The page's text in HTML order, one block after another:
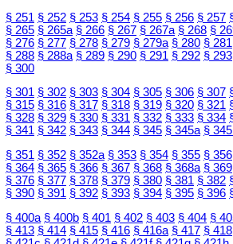
§ 251 § 252 § 253 § 254 § 255 § 256 § 257
§ 265 § 265a § 266 § 267 § 267a § 268 §
§ 276 § 277 § 278 § 279 § 279a § 280 § 281
§ 288 § 288a § 289 § 290 § 291 § 292 § 293
§ 300
§ 301 § 302 § 303 § 304 § 305 § 306 § 307
§ 315 § 316 § 317 § 318 § 319 § 320 § 321
§ 328 § 329 § 330 § 331 § 332 § 333 § 334
§ 341 § 342 § 343 § 344 § 345 § 345a §
§ 351 § 352 § 352a § 353 § 354 § 355 § 356
§ 364 § 365 § 366 § 367 § 368 § 368a § 369
§ 376 § 377 § 378 § 379 § 380 § 381 § 382
§ 390 § 391 § 392 § 393 § 394 § 395 § 396
§ 400a § 400b § 401 § 402 § 403 § 404 §
§ 413 § 414 § 415 § 416 § 416a § 417 § 418